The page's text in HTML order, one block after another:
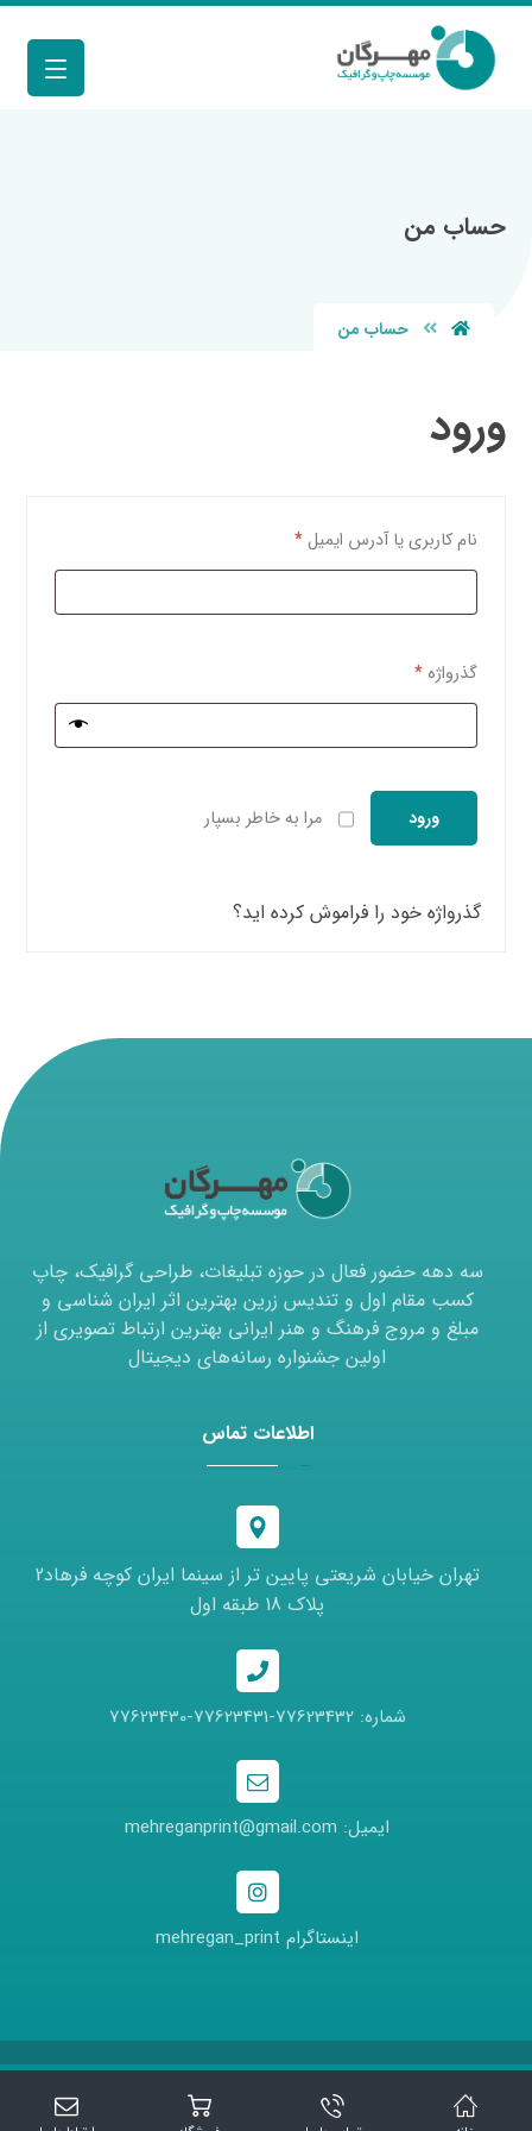
حساب من
حساب من
ورود
نام کاربری یا آدرس ایمیل*
گذرواژه*
مرا به خاطر بسپار ورود
گذرواژه خود را فراموش کرده اید؟
سه دهه حضور فعال در حوزه تبلیغات، طراحی گرافیک، چاپ
کسب مقام اول و تندیس زرین بهترین اثر ایران شناسی و
مبلغ و مروج فرهنگ و هنر ایرانی بهترین ارتباط تصویری از
اولین جشنواره رسانه‌های دیجیتال
اطلاعات تماس
تهران خیابان شریعتی پایین تر از سینما ایران کوچه فرهاد2
پلاک 18 طبقه اول
شماره: 77623432-77623431-77623430
ایمیل: mehreganprint@gmail.com
اینستاگرام mehregan_print